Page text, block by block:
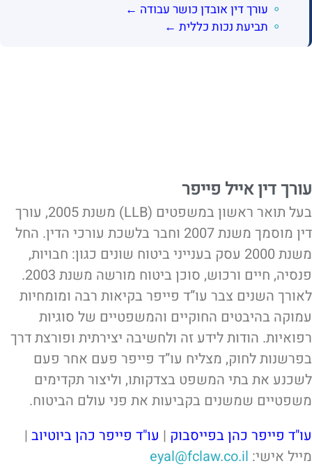
עורך דין אובדן כושר עבודה ←
תביעת נכות כללית ←
עורך דין אייל פייפר
בעל תואר ראשון במשפטים (LLB) משנת 2005, עורך
דין מוסמך משנת 2007 וחבר בלשכת עורכי הדין. החל
משנת 2000 עסק בענייני ביטוח שונים כגון: חבויות,
פנסיה, חיים ורכוש, סוכן ביטוח מורשה משנת 2003.
לאורך השנים צבר עו”ד פייפר בקיאות רבה ומומחיות
עמוקה בהיבטים החוקיים והמשפטיים של סוגיות
רפואיות. הודות לידע זה ולחשיבה יצירתית ופורצת דרך
בפרשנות לחוק, מצליח עו”ד פייפר פעם אחר פעם
לשכנע את בתי המשפט בצדקותו, וליצור תקדימים
משפטיים שמשנים בקביעות את פני עולם הביטוח.
עו"ד פייפר כהן בפייסבוק | עו"ד פייפר כהן ביוטיוב |
מייל אישי: eyal@fclaw.co.il